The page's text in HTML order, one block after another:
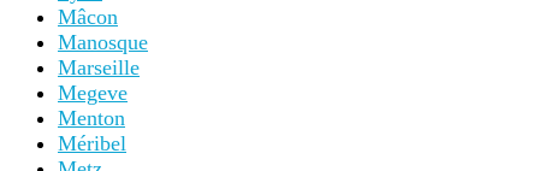
Mâcon
Manosque
Marseille
Megeve
Menton
Méribel